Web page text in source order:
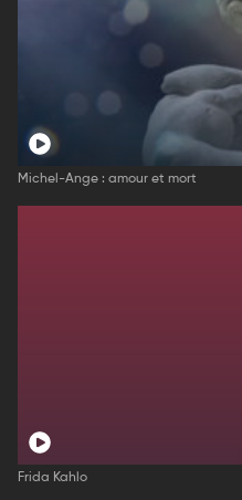
Michel-Ange : amour et mort
Frida Kahlo